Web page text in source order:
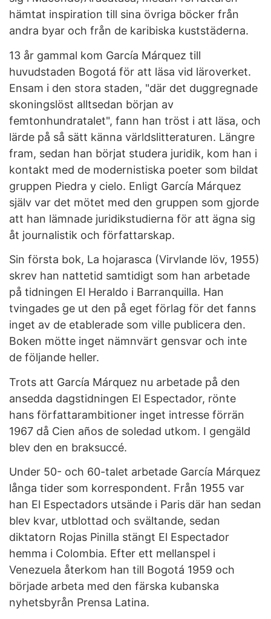
hämtat inspiration till sina övriga böcker från
andra byar och från de karibiska kuststäderna.
13 år gammal kom García Márquez till
huvudstaden Bogotá för att läsa vid läroverket.
Ensam i den stora staden, "där det duggregnade
skoningslöst alltsedan början av
femtonhundratalet", fann han tröst i att läsa, och
lärde på så sätt känna världslitteraturen. Längre
fram, sedan han börjat studera juridik, kom han i
kontakt med de modernistiska poeter som bildat
gruppen Piedra y cielo. Enligt García Márquez
själv var det mötet med den gruppen som gjorde
att han lämnade juridikstudierna för att ägna sig
åt journalistik och författarskap.
Sin första bok, La hojarasca (Virvlande löv, 1955)
skrev han nattetid samtidigt som han arbetade
på tidningen El Heraldo i Barranquilla. Han
tvingades ge ut den på eget förlag för det fanns
inget av de etablerade som ville publicera den.
Boken mötte inget nämnvärt gensvar och inte
de följande heller.
Trots att García Márquez nu arbetade på den
ansedda dagstidningen El Espectador, rönte
hans författarambitioner inget intresse förrän
1967 då Cien años de soledad utkom. I gengäld
blev den en braksuccé.
Under 50- och 60-talet arbetade García Márquez
långa tider som korrespondent. Från 1955 var
han El Espectadors utsände i Paris där han sedan
blev kvar, utblottad och svältande, sedan
diktatorn Rojas Pinilla stängt El Espectador
hemma i Colombia. Efter ett mellanspel i
Venezuela återkom han till Bogotá 1959 och
började arbeta med den färska kubanska
nyhetsbyrån Prensa Latina.